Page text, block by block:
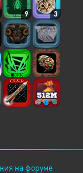
9 3
на форуме